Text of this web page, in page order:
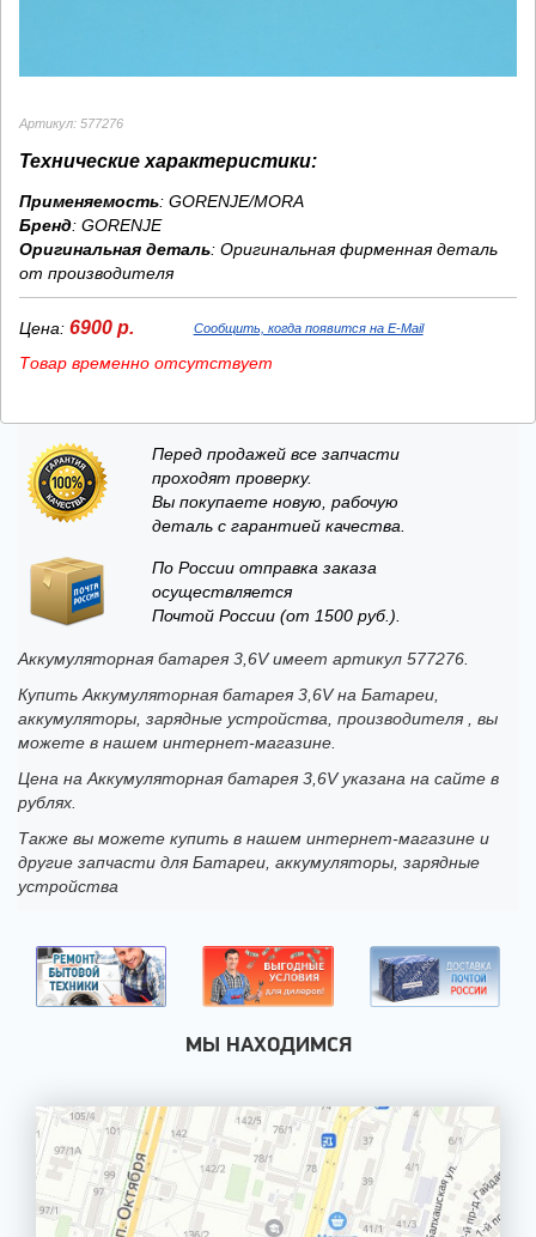
Артикул: 577276
Технические характеристики:
Применяемость: GORENJE/MORA
Бренд: GORENJE
Оригинальная деталь: Оригинальная фирменная деталь
от производителя
Цена: 6900 р. Сообщить, когда появится на E-Mail
Товар временно отсутствует
Перед продажей все запчасти
проходят проверку.
Вы покупаете новую, рабочую
деталь с гарантией качества.
По России отправка заказа
осуществляется
Почтой России (от 1500 руб.).
Аккумуляторная батарея 3,6V имеет артикул 577276.
Купить Аккумуляторная батарея 3,6V на Батареи,
аккумуляторы, зарядные устройства, производителя , вы
можете в нашем интернет-магазине.
Цена на Аккумуляторная батарея 3,6V указана на сайте в
рублях.
Также вы можете купить в нашем интернет-магазине и
другие запчасти для Батареи, аккумуляторы, зарядные
устройства
МЫ НАХОДИМСЯ